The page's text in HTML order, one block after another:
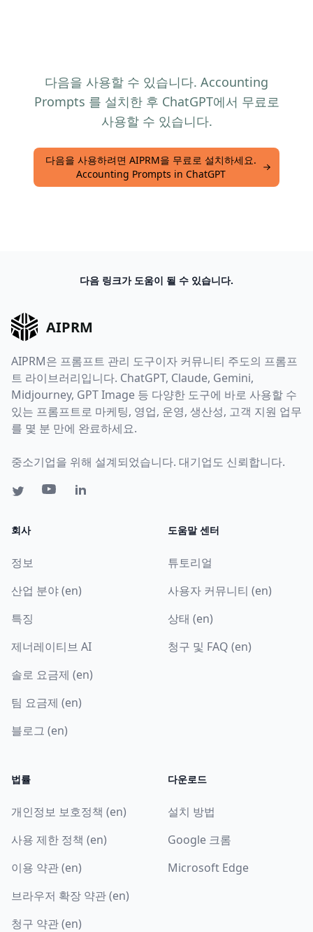
다음을 사용할 수 있습니다. Accounting
Prompts 를 설치한 후 ChatGPT에서 무료로
사용할 수 있습니다.
다음을 사용하려면 AIPRM을 무료로 설치하세요.
Accounting Prompts in ChatGPT
다음 링크가 도움이 될 수 있습니다.
AIPRM
AIPRM은 프롬프트 관리 도구이자 커뮤니티 주도의 프롬프
트 라이브러리입니다. ChatGPT, Claude, Gemini,
Midjourney, GPT Image 등 다양한 도구에 바로 사용할 수
있는 프롬프트로 마케팅, 영업, 운영, 생산성, 고객 지원 업무
를 몇 분 만에 완료하세요.
중소기업을 위해 설계되었습니다. 대기업도 신뢰합니다.
회사
정보
산업 분야 (en)
특징
제너레이티브 AI
솔로 요금제 (en)
팀 요금제 (en)
블로그 (en)
도움말 센터
튜토리얼
사용자 커뮤니티 (en)
상태 (en)
청구 및 FAQ (en)
법률
개인정보 보호정책 (en)
사용 제한 정책 (en)
이용 약관 (en)
브라우저 확장 약관 (en)
청구 약관 (en)
다운로드
설치 방법
Google 크롬
Microsoft Edge